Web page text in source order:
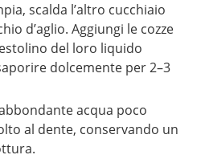
scalda l’altro cucchiaio
d’aglio. Aggiungi le cozze
del loro liquido
dolcemente per 2–3
acqua poco
al dente, conservando un